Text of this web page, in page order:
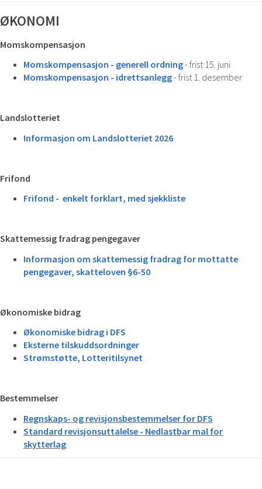
ØKONOMI
Momskompensasjon
Momskompensasjon - generell ordning- frist 15. juni
Momskompensasjon - idrettsanlegg- frist 1. desember
Landslotteriet
Informasjon om Landslotteriet 2026
Frifond
Frifond - enkelt forklart, med sjekkliste
Skattemessig fradrag pengegaver
Informasjon om skattemessig fradrag for mottatte
pengegaver, skatteloven §6-50
Økonomiske bidrag
Økonomiske bidrag i DFS
Eksterne tilskuddsordninger
Strømstøtte, Lotteritilsynet
Bestemmelser
Regnskaps- og revisjonsbestemmelser for DFS
Standard revisjonsuttalelse - Nedlastbar mal for
skytterlag